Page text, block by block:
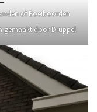
of Boeiboorden
gemaakt door Druppel